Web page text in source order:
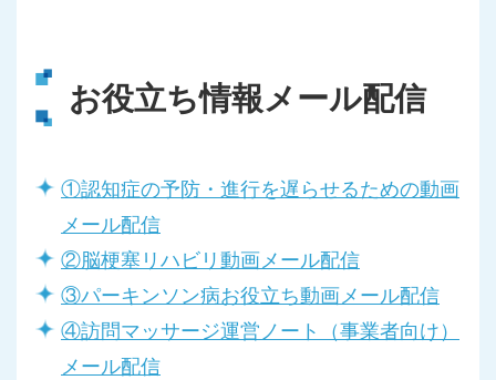
お役立ち情報メール配信
①認知症の予防・進行を遅らせるための動画
メール配信
②脳梗塞リハビリ動画メール配信
③パーキンソン病お役立ち動画メール配信
④訪問マッサージ運営ノート（事業者向け）
メール配信